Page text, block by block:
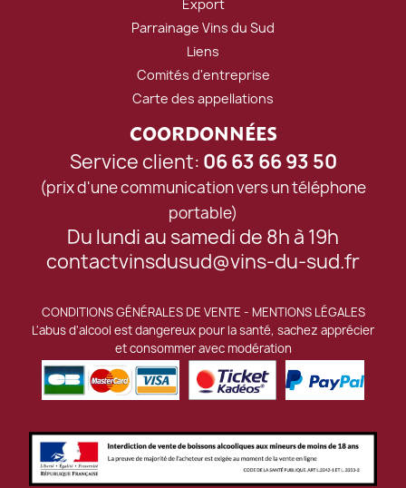
Export
Parrainage Vins du Sud
Liens
Comités d'entreprise
Carte des appellations
COORDONNÉES
Service client: 06 63 66 93 50
(prix d'une communication vers un téléphone
portable)
Du lundi au samedi de 8h à 19h
contactvinsdusud@vins-du-sud.fr
CONDITIONS GÉNÉRALES DE VENTE - MENTIONS LÉGALES
L'abus d'alcool est dangereux pour la santé, sachez apprécier
et consommer avec modération